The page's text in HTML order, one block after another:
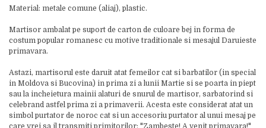
Material: metale comune (aliaj), plastic.
Martisor ambalat pe suport de carton de culoare bej in forma de
costum popular romanesc cu motive traditionale si mesajul Daruieste
primavara.
Astazi, martisorul este daruit atat femeilor cat si barbatilor (in special
in Moldova si Bucovina) in prima zi a lunii Martie si se poarta in piept
sau la incheietura mainii alaturi de snurul de martisor, sarbatorind si
celebrand astfel prima zi a primaverii. Acesta este considerat atat un
simbol purtator de noroc cat si un accesoriu purtator al unui mesaj pe
care vrei sa il transmiti primitorilor: "Zambeste! A venit primavara!"